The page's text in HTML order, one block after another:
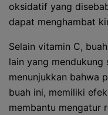
oksidatif yang
dapat menghambat
Selain vitamin C,
lain yang mendukung
menunjukkan bahwa
buah ini, memiliki
membantu mengatur